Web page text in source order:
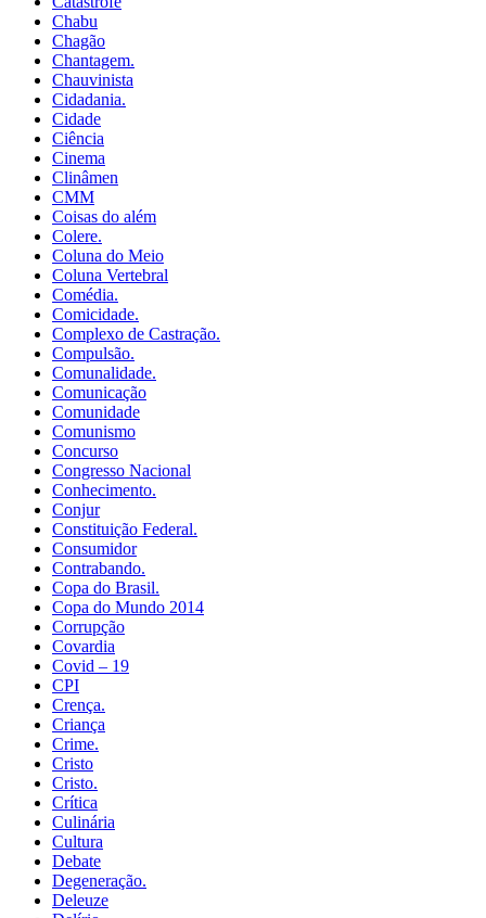
Chabu
Chagão
Chantagem.
Chauvinista
Cidadania.
Cidade
Ciência
Cinema
Clinâmen
CMM
Coisas do além
Colere.
Coluna do Meio
Coluna Vertebral
Comédia.
Comicidade.
Complexo de Castração.
Compulsão.
Comunalidade.
Comunicação
Comunidade
Comunismo
Concurso
Congresso Nacional
Conhecimento.
Conjur
Constituição Federal.
Consumidor
Contrabando.
Copa do Brasil.
Copa do Mundo 2014
Corrupção
Covardia
Covid – 19
CPI
Crença.
Criança
Crime.
Cristo
Cristo.
Crítica
Culinária
Cultura
Debate
Degeneração.
Deleuze